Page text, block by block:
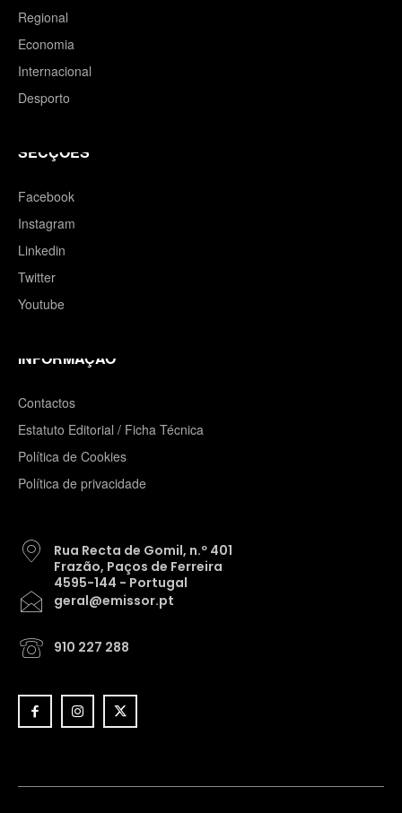
Regional
Economia
Internacional
Desporto
SECÇÕES
Facebook
Instagram
Linkedin
Twitter
Youtube
INFORMAÇÃO
Contactos
Estatuto Editorial / Ficha Técnica
Política de Cookies
Política de privacidade
Rua Recta de Gomil, n.º 401
Frazão, Paços de Ferreira
4595-144 - Portugal
geral@emissor.pt
910 227 288